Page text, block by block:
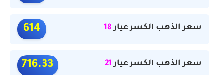
سعر الذهب الكسر عيار18
614
سعر الذهب الكسر عيار21
716.33